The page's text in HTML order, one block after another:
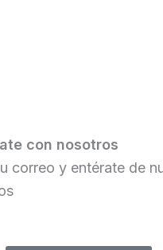
con nosotros
correo y entérate de